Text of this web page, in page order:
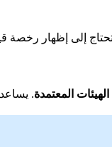
الهيئات المعتمدة.